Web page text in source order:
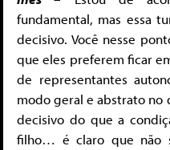
fundamental, mas essa
decisivo. Você nesse
que eles preferem ficar
de representantes
modo geral e abstrato no
decisivo do que a
filho… é claro que não